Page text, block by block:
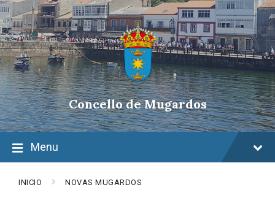
Skip
to
content
Skip
to
main
navigation
Skip
to
footer
Concello de Mugardos
Menu
INICIO NOVAS MUGARDOS